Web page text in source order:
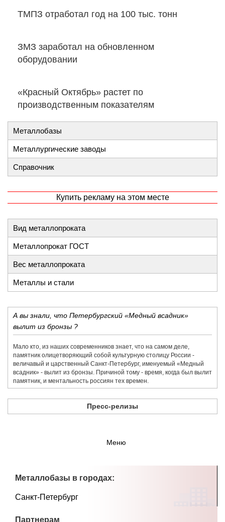
ТМПЗ отработал год на 100 тыс. тонн
ЗМЗ заработал на обновленном
оборудовании
«Красный Октябрь» растет по
производственным показателям
Металлобазы
Металлургические заводы
Справочник
Купить рекламу на этом месте
Вид металлопроката
Металлопрокат ГОСТ
Вес металлопроката
Металлы и стали
А вы знали, что Петербургский «Медный всадник»
вылит из бронзы ?
Мало кто, из наших современников знает, что на самом деле,
памятник олицетворяющий собой культурную столицу России -
величавый и царственный Санкт-Петербург, именуемый «Медный
всадник» - вылит из бронзы. Причиной тому - время, когда был вылит
памятник, и ментальность россиян тех времен.
Пресс-релизы
Меню
Металлобазы в городах:
Санкт-Петербург
Партнерам